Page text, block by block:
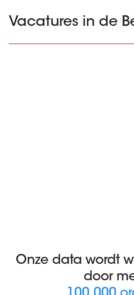
Vacatures in de
Onze data wordt
door